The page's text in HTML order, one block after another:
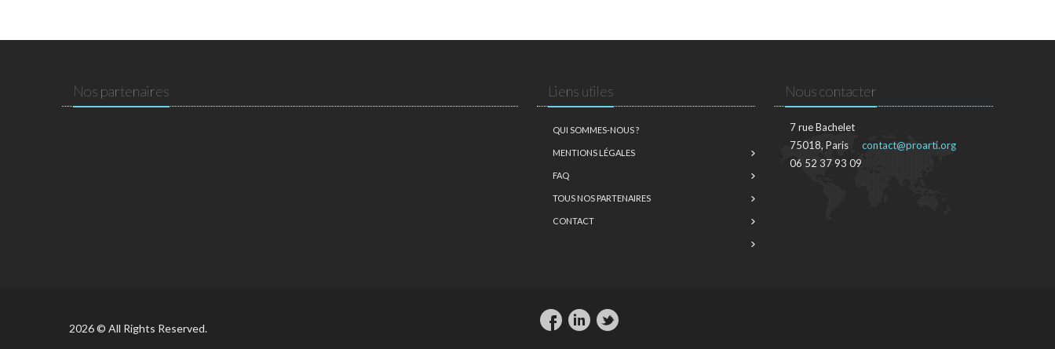
Nos partenaires Liens utiles
QUI SOMMES-NOUS ?
MENTIONS LÉGALES
FAQ
TOUS NOS PARTENAIRES
CONTACT
Nous contacter
7 rue Bachelet
75018, Paris
06 52 37 93 09
contact@proarti.org
2026 © All Rights Reserved.